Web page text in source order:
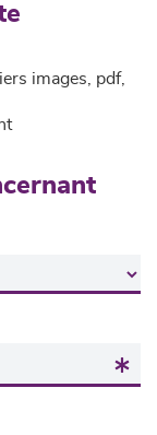
images, pdf,